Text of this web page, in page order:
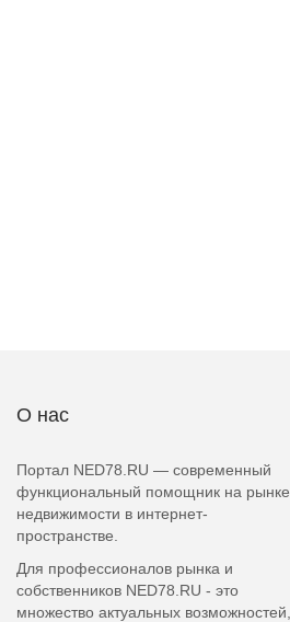
О нас
Портал NED78.RU — современный
функциональный помощник на рынке
недвижимости в интернет-
пространстве.
Для профессионалов рынка и
собственников NED78.RU - это
множество актуальных возможностей,